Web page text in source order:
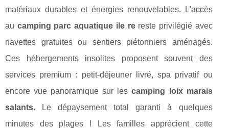
matériaux durables et énergies renouvelables. L'accès
au camping parc aquatique ile rereste privilégié avec
navettes gratuites ou sentiers piétonniers aménagés.
Ces hébergements insolites proposent souvent des
services premium : petit-déjeuner livré, spa privatif ou
encore vue panoramique sur lescamping loix marais
salants. Le dépaysement total garanti à quelques
minutes des plages ! Les familles apprécient cette